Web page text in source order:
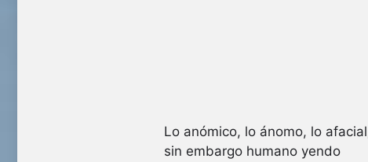
Lo anómico, lo ánomo, lo
sin embargo humano yendo